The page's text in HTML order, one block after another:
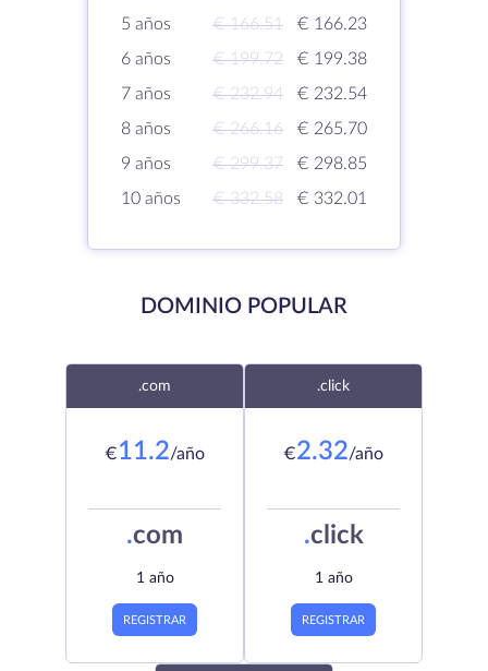
5 años
€ 166.51
€ 166.23
6 años
€ 199.72
€ 199.38
7 años
€ 232.94
€ 232.54
8 años
€ 266.16
€ 265.70
9 años
€ 299.37
€ 298.85
10 años
€ 332.58 € 332.01
DOMINIO POPULAR
.com
€11.2/año
.com
1 año
REGISTRAR
.click
€2.32/año
.click
1 año
REGISTRAR